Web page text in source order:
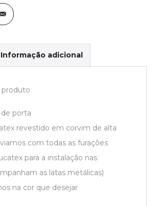
Informação adicional
produto
porta
revestido em corvim de alta
com todas as furações
para a instalação nas
as latas metálicas)
na cor que desejar